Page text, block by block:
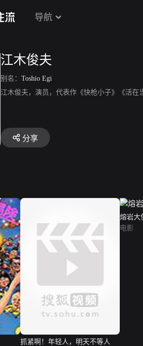
导航
江木俊夫
别名： Toshio Egi
江木俊夫，演员，代表作《快枪小子》《活在
分享
抓紧啊！年轻人，明天不等人
熔岩大
电影